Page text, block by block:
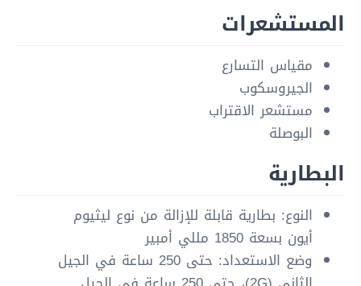
المستشعرات
مقياس التسارع
الجيروسكوب
مستشعر الاقتراب
البوصلة
البطارية
النوع: بطارية قابلة للإزالة من نوع ليثيوم
أيون بسعة 1850 مللي أمبير
وضع الاستعداد: حتى 250 ساعة في الجيل